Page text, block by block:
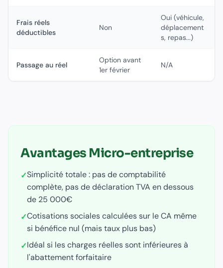
Frais réels
déductibles
Non
Oui (véhicule,
déplacement
s, repas...)
Passage au réel
Option avant
1er février
N/A
Avantages Micro-entreprise
✓Simplicité totale : pas de comptabilité
complète, pas de déclaration TVA en dessous
de 25 000€
✓Cotisations sociales calculées sur le CA même
si bénéfice nul (mais taux plus bas)
✓Idéal si les charges réelles sont inférieures à
l'abattement forfaitaire